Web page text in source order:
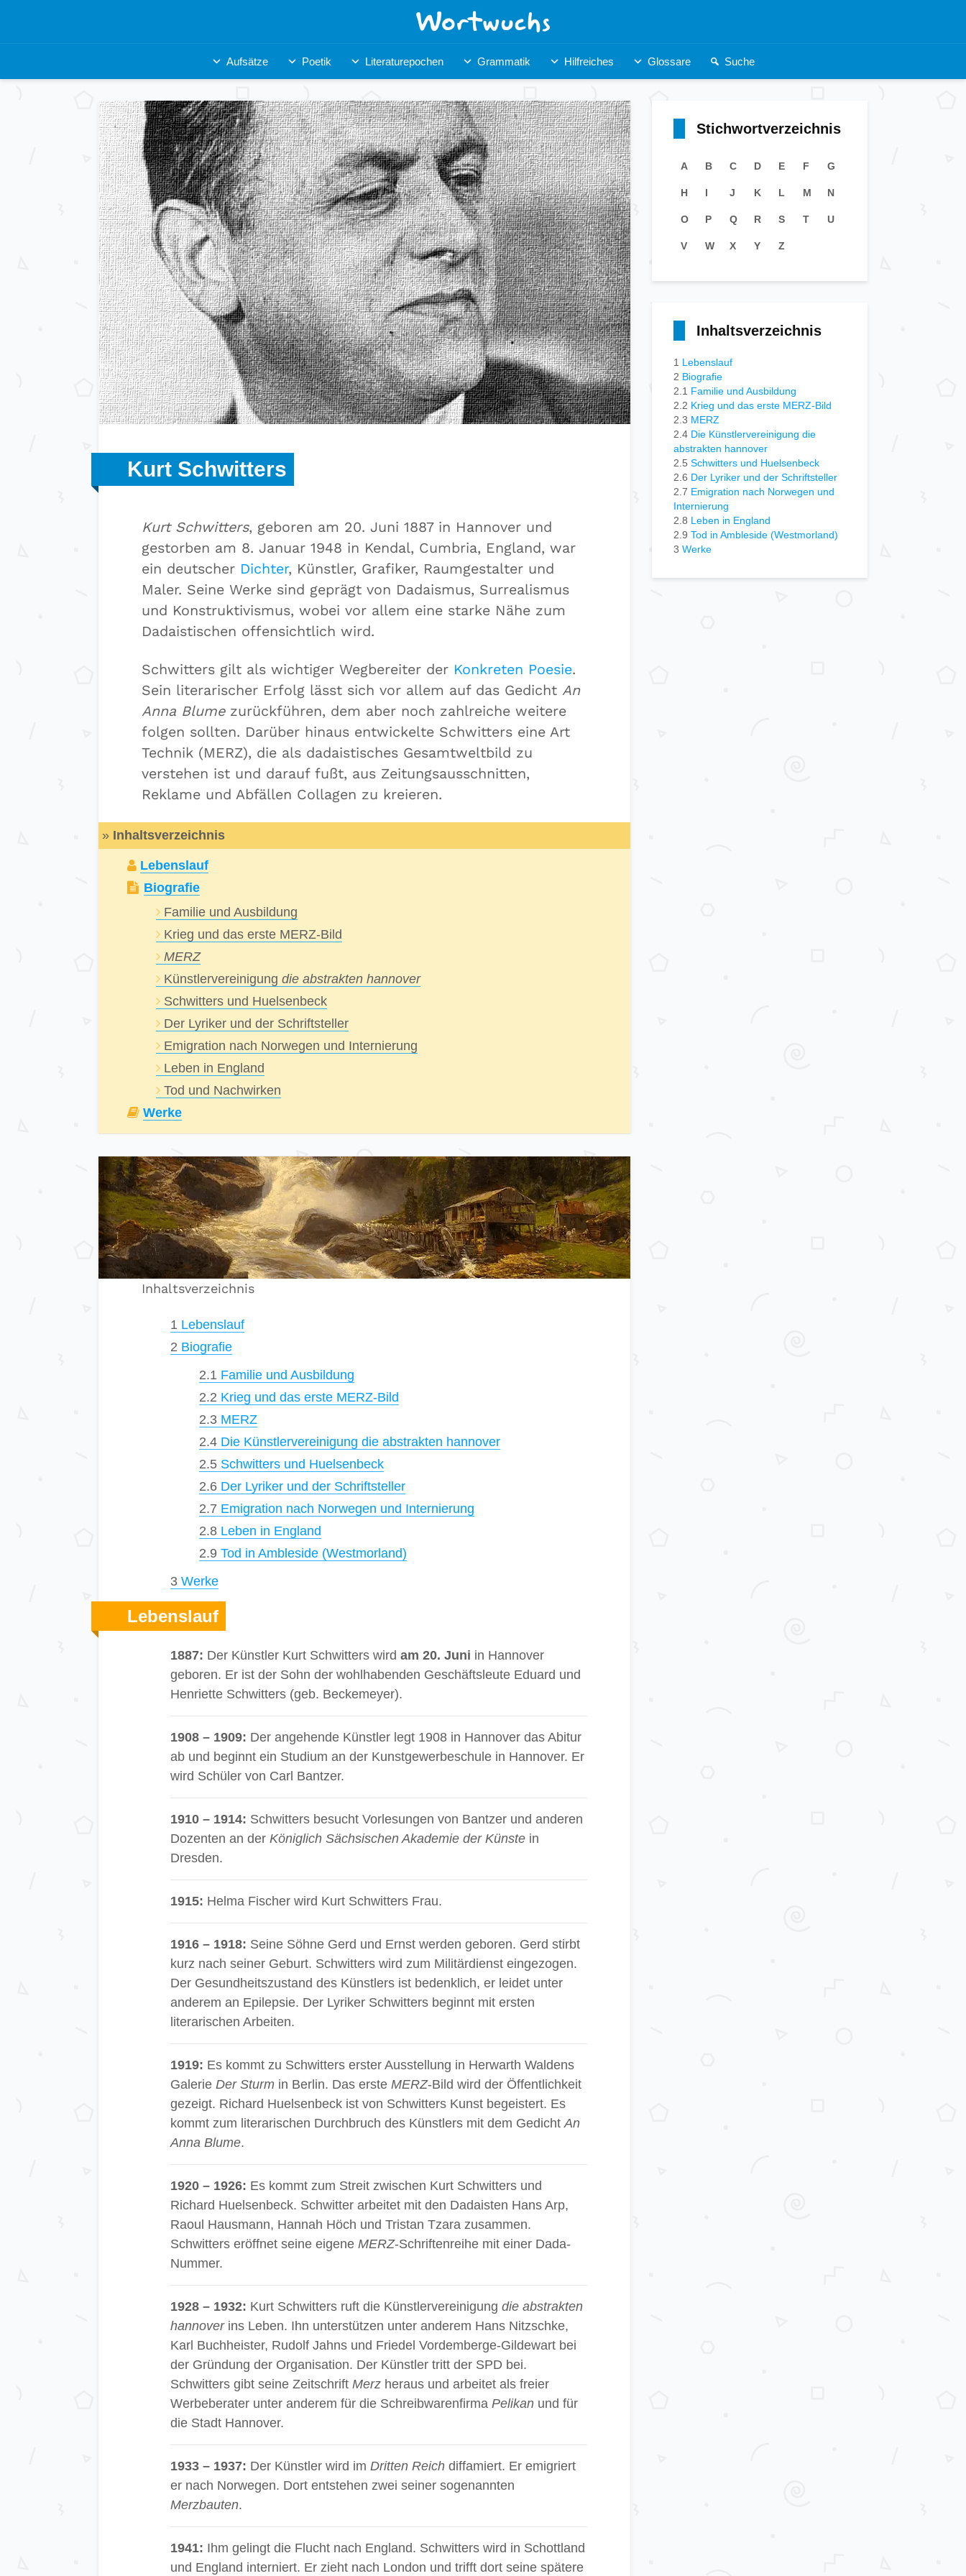
Aufsätze Poetik Literaturepochen Grammatik Hilfreiches Glossare Suche
Kurt Schwitters
Kurt Schwitters, geboren am 20. Juni 1887 in Hannover und
gestorben am 8. Januar 1948 in Kendal, Cumbria, England, war
ein deutscher Dichter, Künstler, Grafiker, Raumgestalter und
Maler. Seine Werke sind geprägt von Dadaismus, Surrealismus
und Konstruktivismus, wobei vor allem eine starke Nähe zum
Dadaistischen offensichtlich wird.
Schwitters gilt als wichtiger Wegbereiter der Konkreten Poesie.
Sein literarischer Erfolg lässt sich vor allem auf das Gedicht An
Anna Blumezurückführen, dem aber noch zahlreiche weitere
folgen sollten. Darüber hinaus entwickelte Schwitters eine Art
Technik (MERZ), die als dadaistisches Gesamtweltbild zu
verstehen ist und darauf fußt, aus Zeitungsausschnitten,
Reklame und Abfällen Collagen zu kreieren.
» Inhaltsverzeichnis
Lebenslauf
Biografie
Familie und Ausbildung
Krieg und das erste MERZ-Bild
MERZ
Künstlervereinigung die abstrakten hannover
Schwitters und Huelsenbeck
Der Lyriker und der Schriftsteller
Emigration nach Norwegen und Internierung
Leben in England
Tod und Nachwirken
Werke
Inhaltsverzeichnis
1 Lebenslauf
2 Biografie
2.1 Familie und Ausbildung
2.2 Krieg und das erste MERZ-Bild
2.3 MERZ
2.4 Die Künstlervereinigung die abstrakten hannover
2.5 Schwitters und Huelsenbeck
2.6 Der Lyriker und der Schriftsteller
2.7 Emigration nach Norwegen und Internierung
2.8 Leben in England
2.9 Tod in Ambleside (Westmorland)
3 Werke
Lebenslauf
1887: Der Künstler Kurt Schwitters wird am 20. Juni in Hannover
geboren. Er ist der Sohn der wohlhabenden Geschäftsleute Eduard und
Henriette Schwitters (geb. Beckemeyer).
1908 – 1909: Der angehende Künstler legt 1908 in Hannover das Abitur
ab und beginnt ein Studium an der Kunstgewerbeschule in Hannover. Er
wird Schüler von Carl Bantzer.
1910 – 1914: Schwitters besucht Vorlesungen von Bantzer und anderen
Dozenten an der Königlich Sächsischen Akademie der Künste in
Dresden.
1915: Helma Fischer wird Kurt Schwitters Frau.
1916 – 1918: Seine Söhne Gerd und Ernst werden geboren. Gerd stirbt
kurz nach seiner Geburt. Schwitters wird zum Militärdienst eingezogen.
Der Gesundheitszustand des Künstlers ist bedenklich, er leidet unter
anderem an Epilepsie. Der Lyriker Schwitters beginnt mit ersten
literarischen Arbeiten.
1919: Es kommt zu Schwitters erster Ausstellung in Herwarth Waldens
Galerie Der Sturm in Berlin. Das erste MERZ-Bild wird der Öffentlichkeit
gezeigt. Richard Huelsenbeck ist von Schwitters Kunst begeistert. Es
kommt zum literarischen Durchbruch des Künstlers mit dem GedichtAn
Anna Blume.
1920 – 1926: Es kommt zum Streit zwischen Kurt Schwitters und
Richard Huelsenbeck. Schwitter arbeitet mit den Dadaisten Hans Arp,
Raoul Hausmann, Hannah Höch und Tristan Tzara zusammen.
Schwitters eröffnet seine eigene MERZ-Schriftenreihe mit einer Dada-
Nummer.
1928 – 1932: Kurt Schwitters ruft die Künstlervereinigung die abstrakten
hannoverins Leben. Ihn unterstützen unter anderem Hans Nitzschke,
Karl Buchheister, Rudolf Jahns und Friedel Vordemberge-Gildewart bei
der Gründung der Organisation. Der Künstler tritt der SPD bei.
Schwitters gibt seine Zeitschrift Merz heraus und arbeitet als freier
Werbeberater unter anderem für die Schreibwarenfirma Pelikan und für
die Stadt Hannover.
1933 – 1937: Der Künstler wird im Dritten Reich diffamiert. Er emigriert
er nach Norwegen. Dort entstehen zwei seiner sogenannten
Merzbauten.
1941: Ihm gelingt die Flucht nach England. Schwitters wird in Schottland
und England interniert. Er zieht nach London und trifft dort seine spätere
Stichwortverzeichnis
A B C D E F G
H I J K L M N
O P Q R S T U
V W X Y Z
Inhaltsverzeichnis
1 Lebenslauf
2 Biografie
2.1 Familie und Ausbildung
2.2 Krieg und das erste MERZ-Bild
2.3 MERZ
2.4 Die Künstlervereinigung die
abstrakten hannover
2.5 Schwitters und Huelsenbeck
2.6 Der Lyriker und der Schriftsteller
2.7 Emigration nach Norwegen und
Internierung
2.8 Leben in England
2.9 Tod in Ambleside (Westmorland)
3 Werke